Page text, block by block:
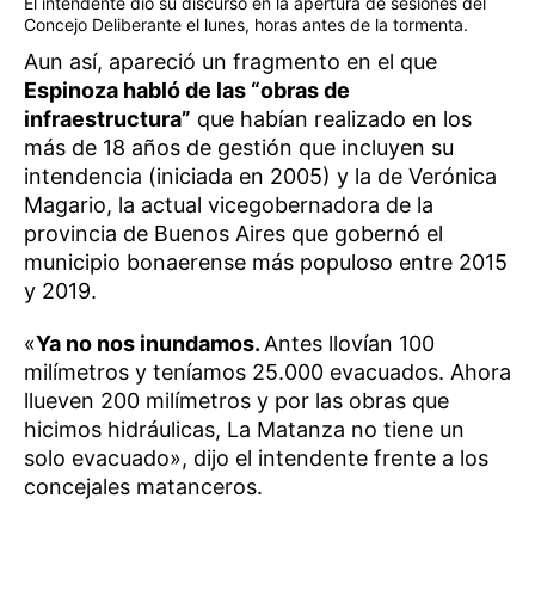
Concejo Deliberante el lunes, horas antes de la tormenta.
Aun así, apareció un fragmento en el que
Espinoza habló de las “obras de
infraestructura” que habían realizado en los
más de 18 años de gestión que incluyen su
intendencia (iniciada en 2005) y la de Verónica
Magario, la actual vicegobernadora de la
provincia de Buenos Aires que gobernó el
municipio bonaerense más populoso entre 2015
y 2019.
«Ya no nos inundamos. Antes llovían 100
milímetros y teníamos 25.000 evacuados. Ahora
llueven 200 milímetros y por las obras que
hicimos hidráulicas, La Matanza no tiene un
solo evacuado», dijo el intendente frente a los
concejales matanceros.